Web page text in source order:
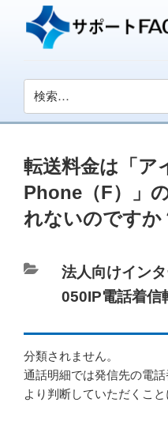
転送料金は「ア
Phone（F）」
れないのですか
カ
テ
ー
法人向けイン
050IP電話着信
分類されません。
通話明細では発信先の電
より判断していただくこと